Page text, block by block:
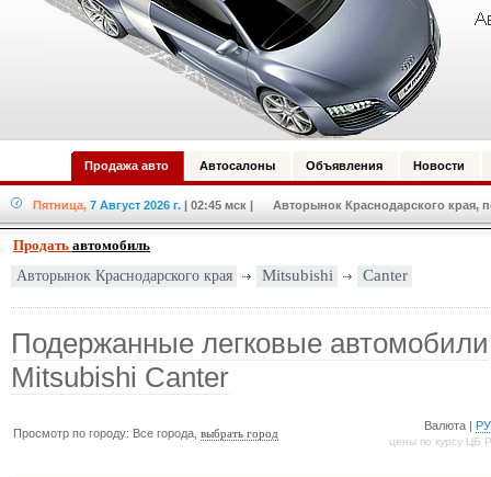
Продажа авто Автосалоны Объявления Новости
Пятница, 7 Август 2026 г. | 02:45 мск | Авторынок Краснодарского края,
Продать автомобиль
Авторынок Краснодарского края Mitsubishi Canter
Подержанные легковые автомобили
Mitsubishi Canter
Просмотр по городу: Все города,выбрать город
Валюта |
цены по курсу ЦБ